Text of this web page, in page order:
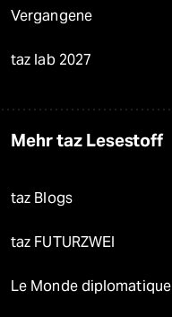
Vergangene
taz lab 2027
Mehr taz Lesestoff
taz Blogs
taz FUTURZWEI
Le Monde diplomatique